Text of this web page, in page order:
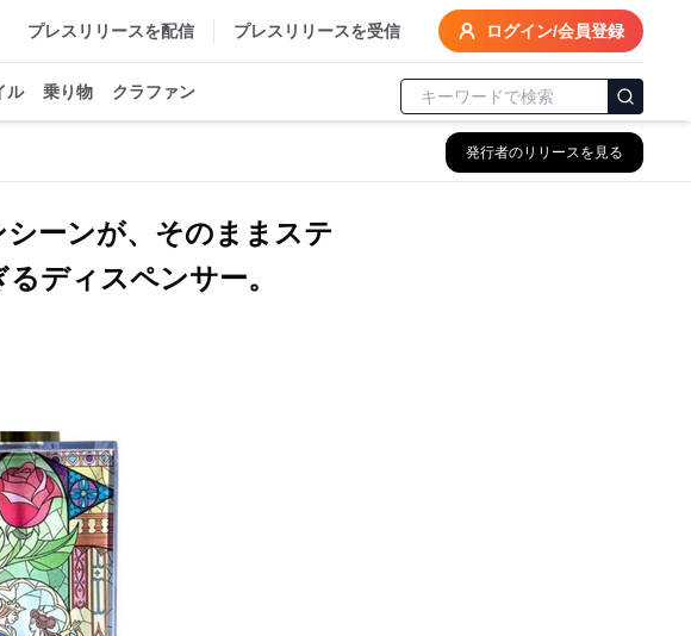
プレスリリースを配信 プレスリリースを受信 ログイン/会員登録
ル 乗り物 クラファン
発行者のリリースを見る
ーンが、そのままステ
ディスペンサー。